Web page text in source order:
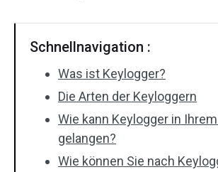
Schnellnavigation :
Was ist Keylogger?
Die Arten der Keyloggern
Wie kann Keylogger in
gelangen?
Wie können Sie nach